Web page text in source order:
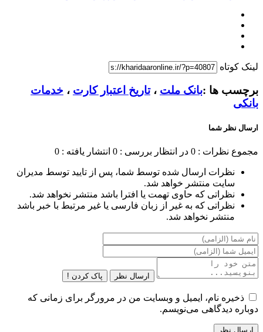
لینک کوتاه
برچسب ها :بانک ملت ،تاریخ اعتبار کارت‌ ، خدمات
بانکی
ارسال نظر شما
مجموع نظرات : 0 در انتظار بررسی : 0 انتشار یافته : 0
نظرات ارسال شده توسط شما، پس از تایید توسط مدیران
سایت منتشر خواهد شد.
نظراتی که حاوی تهمت یا افترا باشد منتشر نخواهد شد.
نظراتی که به غیر از زبان فارسی یا غیر مرتبط با خبر باشد
منتشر نخواهد شد.
ارسال نظر پاک کردن !
ذخیره نام، ایمیل و وبسایت من در مرورگر برای زمانی که
دوباره دیدگاهی می‌نویسم.